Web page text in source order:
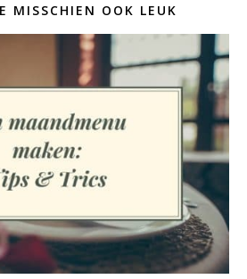
MISSCHIEN OOK LEUK